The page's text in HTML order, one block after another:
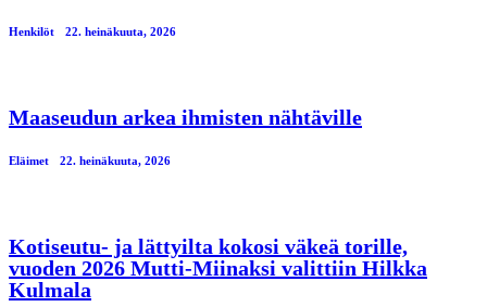
Henkilöt 22. heinäkuuta, 2026
Maaseudun arkea ihmisten nähtäville
Eläimet 22. heinäkuuta, 2026
Kotiseutu- ja lättyilta kokosi väkeä torille,
vuoden 2026 Mutti-Miinaksi valittiin Hilkka
Kulmala